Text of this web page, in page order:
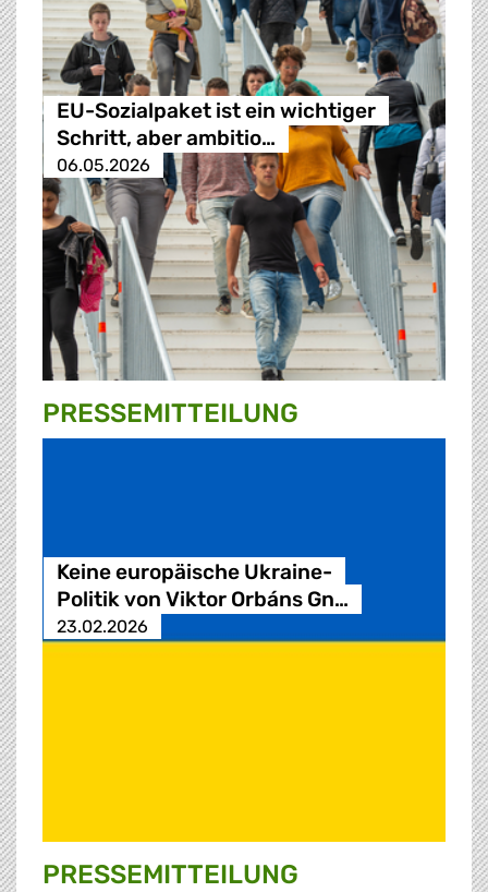
EU-Sozialpaket ist ein wichtiger
Schritt, aber ambitio…
06.05.2026
PRESSE­MITTEILUNG
Keine europäische Ukraine-
Politik von Viktor Orbáns Gn…
23.02.2026
PRESSE­MITTEILUNG